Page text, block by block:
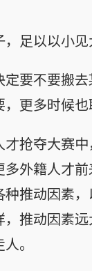
足以以小见
定要不要搬
更多时候也
才抢夺大赛
外籍人才前
种推动因素
推动因素
。